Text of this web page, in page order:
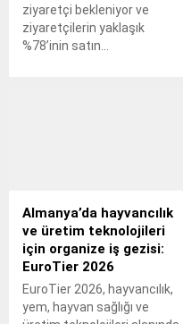
ziyaretçi bekleniyor ve
ziyaretçilerin yaklaşık
%78’inin satın...
Almanya’da hayvancılık
ve üretim teknolojileri
için organize iş gezisi:
EuroTier 2026
EuroTier 2026, hayvancılık,
yem, hayvan sağlığı ve